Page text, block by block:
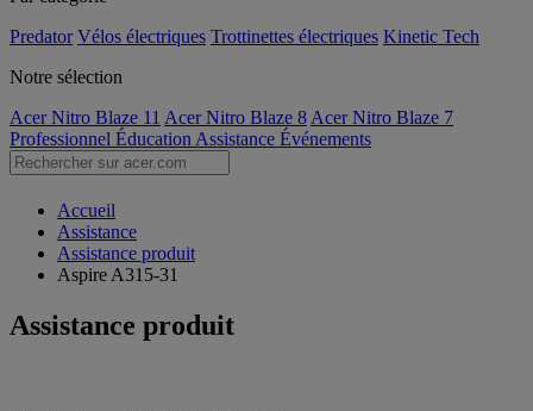
Predator Vélos électriques Trottinettes électriques Kinetic Tech
Notre sélection
Acer Nitro Blaze 11 Acer Nitro Blaze 8 Acer Nitro Blaze 7
Professionnel Éducation Assistance Événements
Accueil
Assistance
Assistance produit
Aspire A315-31
Assistance produit